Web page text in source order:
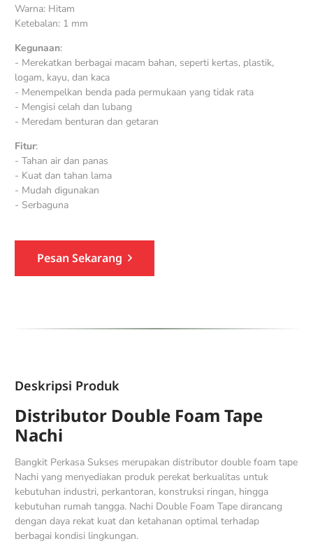
Warna: Hitam
Ketebalan: 1 mm
Kegunaan:
- Merekatkan berbagai macam bahan, seperti kertas, plastik,
logam, kayu, dan kaca
- Menempelkan benda pada permukaan yang tidak rata
- Mengisi celah dan lubang
- Meredam benturan dan getaran
Fitur:
- Tahan air dan panas
- Kuat dan tahan lama
- Mudah digunakan
- Serbaguna
Pesan Sekarang
Deskripsi Produk
Distributor Double Foam Tape
Nachi
Bangkit Perkasa Sukses merupakan distributor double foam tape
Nachi yang menyediakan produk perekat berkualitas untuk
kebutuhan industri, perkantoran, konstruksi ringan, hingga
kebutuhan rumah tangga. Nachi Double Foam Tape dirancang
dengan daya rekat kuat dan ketahanan optimal terhadap
berbagai kondisi lingkungan.